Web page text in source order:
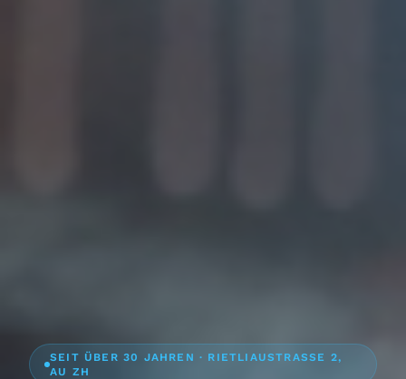
SEIT ÜBER 30 JAHREN · RIETLIAUSTRASSE 2,
AU ZH